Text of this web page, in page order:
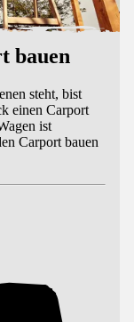
bauen
steht, bist
einen Carport
ist
Carport bauen